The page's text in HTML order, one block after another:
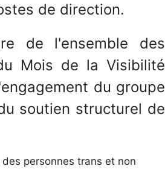
de direction.
de l'ensemble des
Mois de la Visibilité
du groupe
soutien structurel de
personnes trans et non